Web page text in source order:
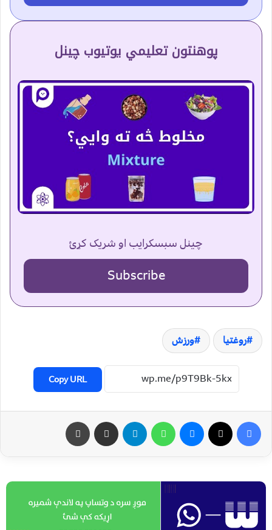
پوهنتون تعلیمي یوتیوب چینل
چینل سبسکرایب او شریک کړئ
Subscribe
روغتیا ورزش
Copy URL